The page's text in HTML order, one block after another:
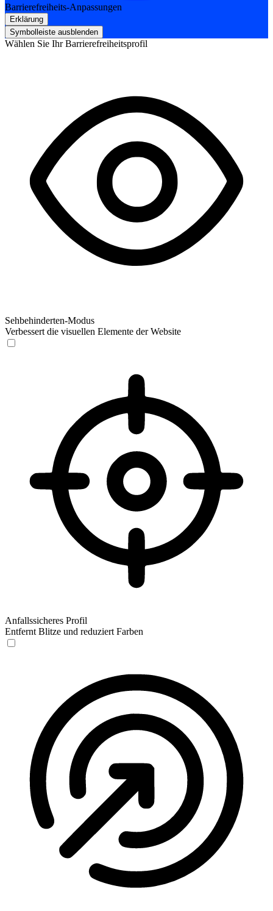
Barrierefreiheits-Anpassungen
Erklärung
Symbolleiste ausblenden
Wählen Sie Ihr Barrierefreiheitsprofil
Sehbehinderten-Modus
Verbessert die visuellen Elemente der Website
Anfallssicheres Profil
Entfernt Blitze und reduziert Farben